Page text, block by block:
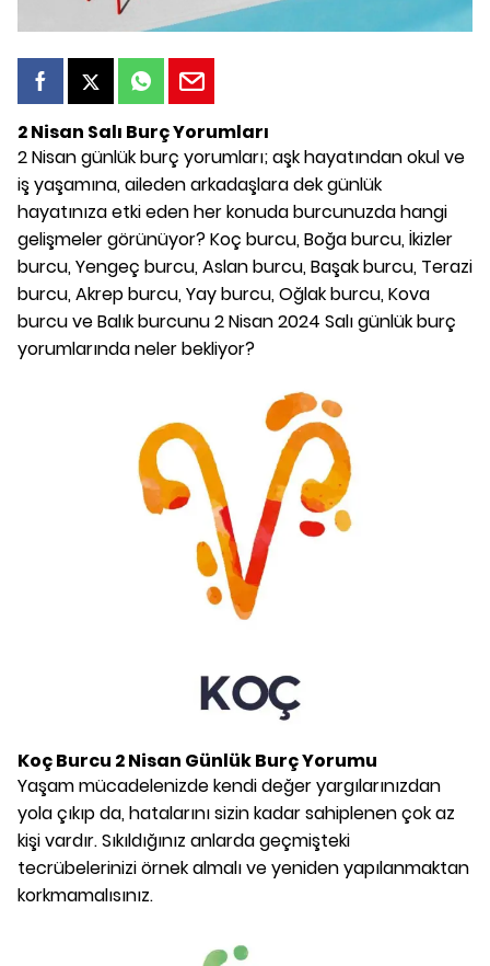
2 Nisan Salı Burç Yorumları
2 Nisan günlük burç yorumları; aşk hayatından okul ve
iş yaşamına, aileden arkadaşlara dek günlük
hayatınıza etki eden her konuda burcunuzda hangi
gelişmeler görünüyor? Koç burcu, Boğa burcu, İkizler
burcu, Yengeç burcu, Aslan burcu, Başak burcu, Terazi
burcu, Akrep burcu, Yay burcu, Oğlak burcu, Kova
burcu ve Balık burcunu 2 Nisan 2024 Salı günlük burç
yorumlarında neler bekliyor?
Koç Burcu 2 Nisan Günlük Burç Yorumu
Yaşam mücadelenizde kendi değer yargılarınızdan
yola çıkıp da, hatalarını sizin kadar sahiplenen çok az
kişi vardır. Sıkıldığınız anlarda geçmişteki
tecrübelerinizi örnek almalı ve yeniden yapılanmaktan
korkmamalısınız.